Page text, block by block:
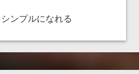
ンプルになれる